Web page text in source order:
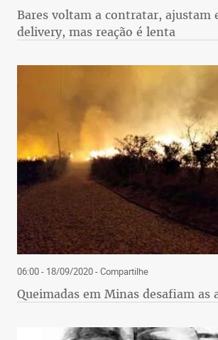
Bares voltam a contratar, ajustam
delivery, mas reação é lenta
06:00 - 18/09/2020- Compartilhe
Queimadas em Minas desafiam as